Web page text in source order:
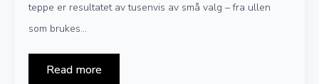
teppe er resultatet av tusenvis av små valg – fra ullen
som brukes…
Read more